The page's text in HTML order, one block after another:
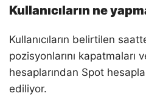
Kullanıcıların ne
Kullanıcıların belirtilen
pozisyonlarını kapatmaları
hesaplarından Spot
ediliyor.